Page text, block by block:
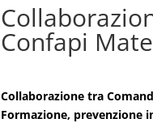
Confapi
Collaborazione tra
Formazione, prevenzione